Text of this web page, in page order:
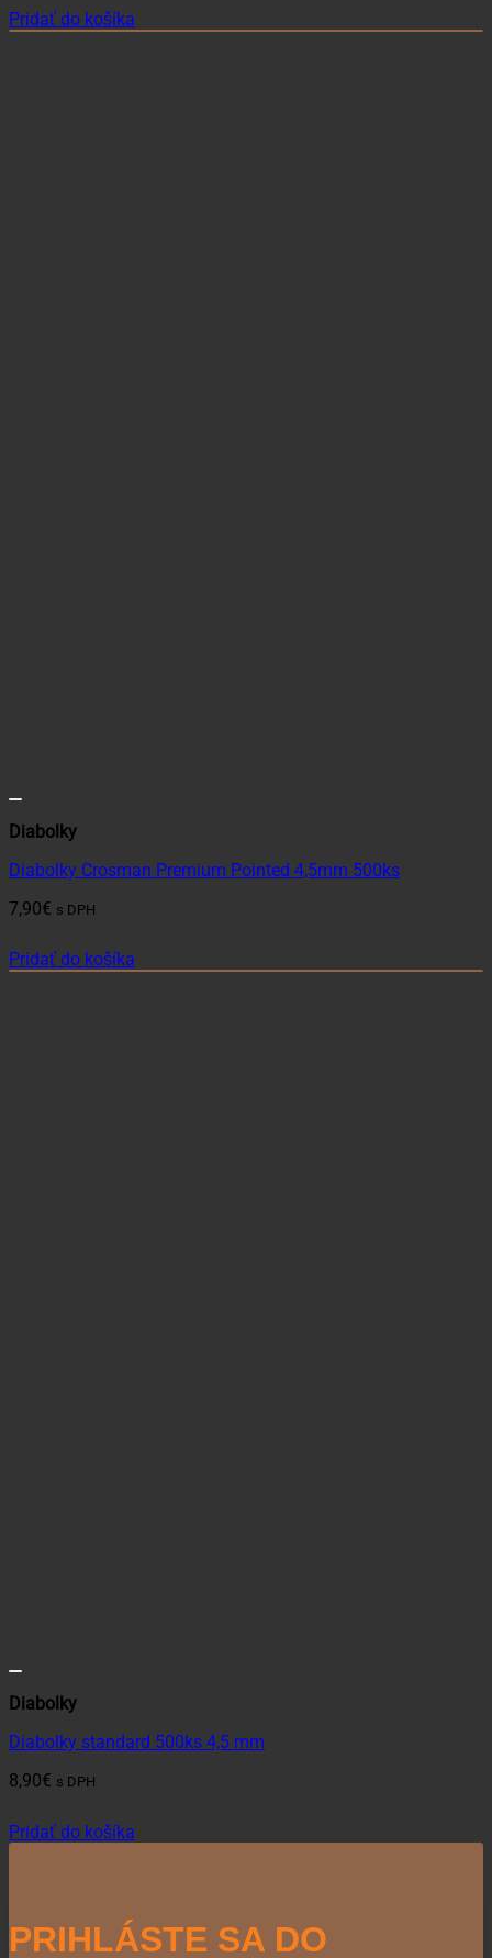
Pridať do košíka
Diabolky
Diabolky Crosman Premium Pointed 4,5mm 500ks
7,90€ s DPH
Pridať do košíka
Diabolky
Diabolky standard 500ks 4,5 mm
8,90€ s DPH
Pridať do košíka
PRIHLÁSTE SA DO